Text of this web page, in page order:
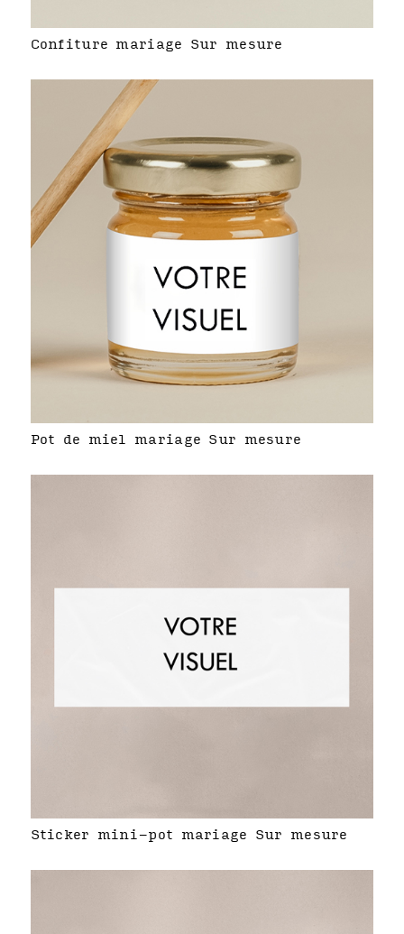
Confiture mariage Sur mesure
Pot de miel mariage Sur mesure
Sticker mini-pot mariage Sur mesure